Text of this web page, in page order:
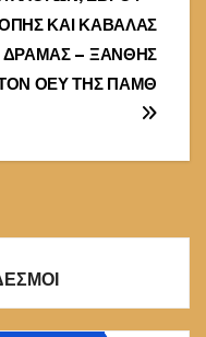
ΚΑΙ ΚΑΒΑΛΑΣ
ΔΡΑΜΑΣ – ΞΑΝΘΗΣ
ΤΟΝ ΟΕΥ ΤΗΣ ΠΑΜΘ